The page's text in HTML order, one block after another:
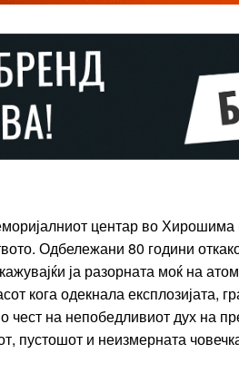
lobortis sit
ac
tortor
erat condimentum
est ac felis
центар во Хирошима
Одбележани 80 години
ја разорната моќ на
кога одекнала експлозијата,
чест на непобедливиот дух на
пустошот и неизмерната